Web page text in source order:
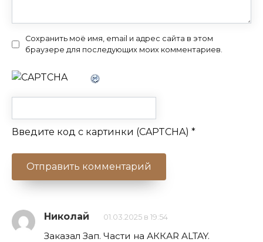
Сохранить моё имя, email и адрес сайта в этом
браузере для последующих моих комментариев.
Введите код с картинки (CAPTCHA) *
Николай 01.03.2025 в 19:54
Заказал Зап. Части на АККАR ALTAY.